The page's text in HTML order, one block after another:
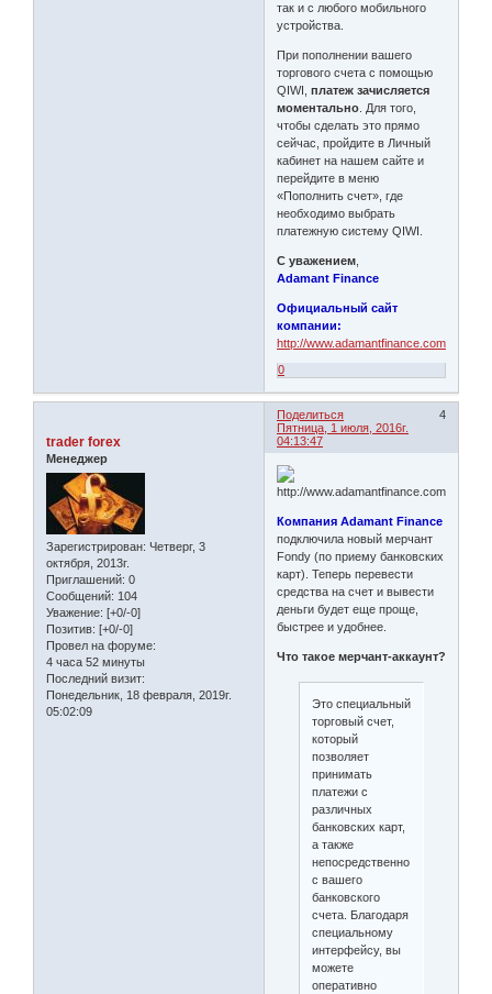
так и с любого мобильного
устройства.
При пополнении вашего
торгового счета с помощью
QIWI,платеж зачисляется
моментально . Для того,
чтобы сделать это прямо
сейчас, пройдите в Личный
кабинет на нашем сайте и
перейдите в меню
«Пополнить счет», где
необходимо выбрать
платежную систему QIWI.
С уважением
Adamant Finance
Официальный сайт
компании:
http://www.adamantfinance.com
0
Поделиться
4
Пятница, 1 июля, 2016г.
04:13:47
trader forex
Менеджер
Зарегистрирован: Четверг, 3
октября, 2013г.
Приглашений: 0
Сообщений: 104
Уважение: [+0/-0]
Позитив: [+0/-0]
Провел на форуме:
4 часа 52 минуты
Последний визит:
Понедельник, 18 февраля, 2019г.
05:02:09
Компания Adamant Finance
подключила новый мерчант
Fondy (по приему банковских
карт). Теперь перевести
средства на счет и вывести
деньги будет еще проще,
быстрее и удобнее.
Что такое мерчант-аккаунт?
Это специальный
торговый счет,
который
позволяет
принимать
платежи с
различных
банковских карт,
а также
непосредственно
с вашего
банковского
счета. Благодаря
специальному
интерфейсу, вы
можете
оперативно